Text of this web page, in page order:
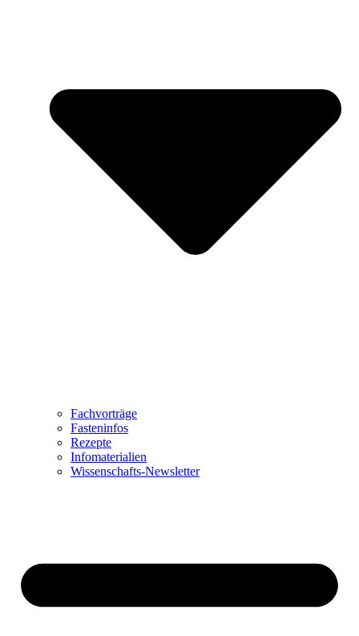
Fachvorträge
Fasteninfos
Rezepte
Infomaterialien
Wissenschafts-Newsletter